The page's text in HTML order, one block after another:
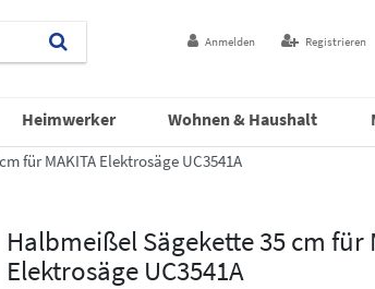
Anmelden Registrieren
Heimwerker Wohnen & Haushalt
für MAKITA Elektrosäge UC3541A
Halbmeißel Sägekette 35 cm für
Elektrosäge UC3541A